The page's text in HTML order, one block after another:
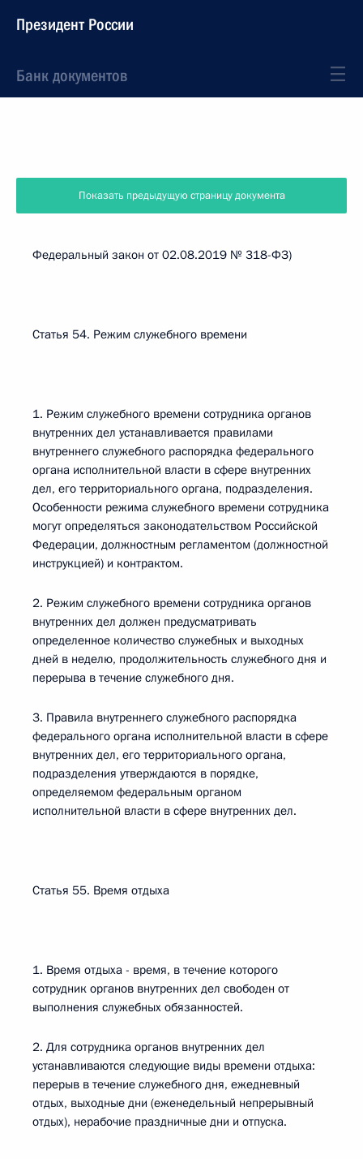
Президент России
Банк документов
Показать предыдущую страницу документа
Федеральный закон от 02.08.2019 № 318-ФЗ)
Статья 54. Режим служебного времени
1. Режим служебного времени сотрудника органов
внутренних дел устанавливается правилами
внутреннего служебного распорядка федерального
органа исполнительной власти в сфере внутренних
дел, его территориального органа, подразделения.
Особенности режима служебного времени сотрудника
могут определяться законодательством Российской
Федерации, должностным регламентом (должностной
инструкцией) и контрактом.
2. Режим служебного времени сотрудника органов
внутренних дел должен предусматривать
определенное количество служебных и выходных
дней в неделю, продолжительность служебного дня и
перерыва в течение служебного дня.
3. Правила внутреннего служебного распорядка
федерального органа исполнительной власти в сфере
внутренних дел, его территориального органа,
подразделения утверждаются в порядке,
определяемом федеральным органом
исполнительной власти в сфере внутренних дел.
Статья 55. Время отдыха
1. Время отдыха - время, в течение которого
сотрудник органов внутренних дел свободен от
выполнения служебных обязанностей.
2. Для сотрудника органов внутренних дел
устанавливаются следующие виды времени отдыха:
перерыв в течение служебного дня, ежедневный
отдых, выходные дни (еженедельный непрерывный
отдых), нерабочие праздничные дни и отпуска.